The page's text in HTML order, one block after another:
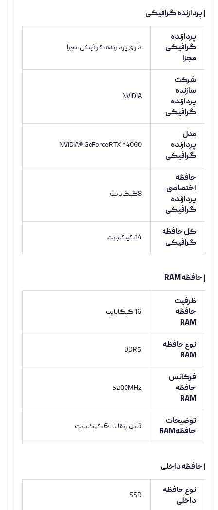
| پردازنده گرافیکی
پردازنده
گرافیکی
مجزا
دارای پردازنده گرافیکی مجزا
شرکت
سازنده
پردازنده
گرافیکی
NVIDIA
مدل
پردازنده
گرافیکی
NVIDIA® GeForce RTX™ 4060
حافظه
اختصاصی
پردازنده
گرافیکی
8گیگابایت
کل حافظه
گرافیکی
14گیگابایت
| حافظه RAM
ظرفیت
حافظه
RAM
16 گیگابایت
نوع حافظه
RAM
DDR5
فرکانس
حافظه
RAM
5200MHz
توضیحات
حافظهRAM
قابل ارتقا تا 64 گیگابایت
| حافظه داخلی
نوع حافظه
داخلی
SSD